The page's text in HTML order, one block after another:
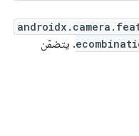
. يتضمّن